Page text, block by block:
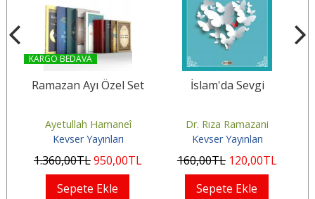
KARGO BEDAVA
Ramazan Ayı Özel Set
Ayetullah Hamaneî
Kevser Yayınları
1.360,00TL950,00TL
Sepete Ekle
İslam'da Sevgi
Dr. Rıza Ramazani
Kevser Yayınları
160,00TL 120,00TL
Sepete Ekle